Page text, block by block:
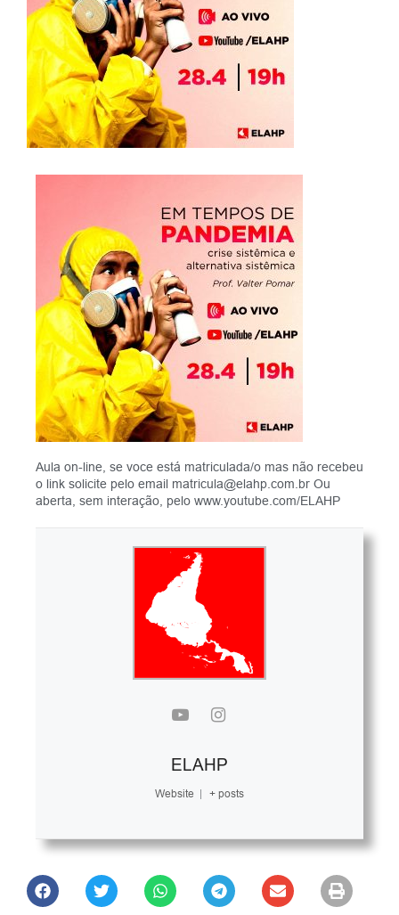
Aula on-line, se voce está matriculada/o mas não recebeu
o link solicite pelo email matricula@elahp.com.br Ou
aberta, sem interação, pelo www.youtube.com/ELAHP
ELAHP
Website | + posts